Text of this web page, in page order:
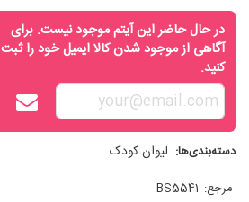
در حال حاضر این آیتم موجود نیست. برای
آگاهی از موجود شدن کالا ایمیل خود را ثبت
کنید.
دسته‌بندی‌ها: لیوان کودک
مرجع: BS5541